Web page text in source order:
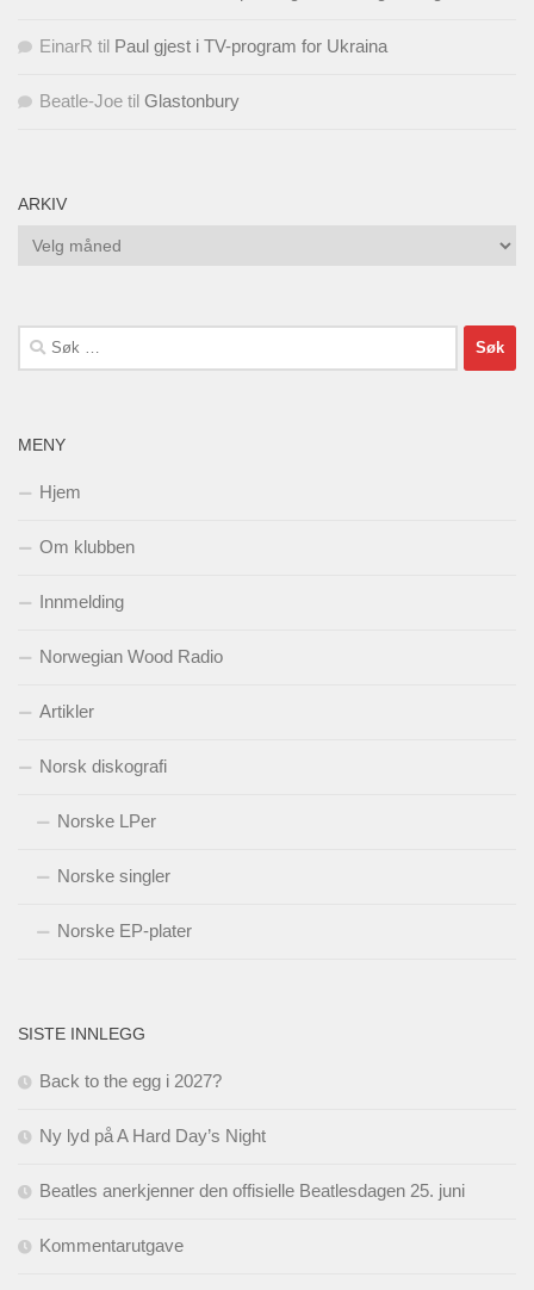
EinarR til Paul gjest i TV-program for Ukraina
Beatle-Joe til Glastonbury
ARKIV
Arkiv
Søk
etter:
MENY
Hjem
Om klubben
Innmelding
Norwegian Wood Radio
Artikler
Norsk diskografi
Norske LPer
Norske singler
Norske EP-plater
SISTE INNLEGG
Back to the egg i 2027?
Ny lyd på A Hard Day’s Night
Beatles anerkjenner den offisielle Beatlesdagen 25. juni
Kommentarutgave